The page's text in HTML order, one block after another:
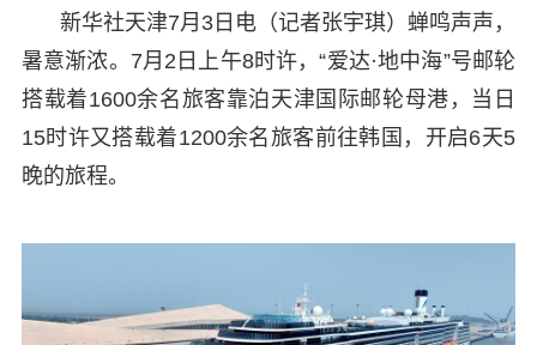
新华社天津7月3日电（记者张宇琪）蝉鸣声声，
暑意渐浓。7月2日上午8时许，“爱达·地中海”号邮轮
搭载着1600余名旅客靠泊天津国际邮轮母港，当日
15时许又搭载着1200余名旅客前往韩国，开启6天5
晚的旅程。